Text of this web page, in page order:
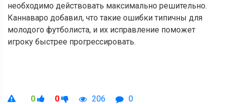
необходимо действовать максимально решительно.
Каннаваро добавил, что такие ошибки типичны для
молодого футболиста, и их исправление поможет
игроку быстрее прогрессировать.
0 0 206 0